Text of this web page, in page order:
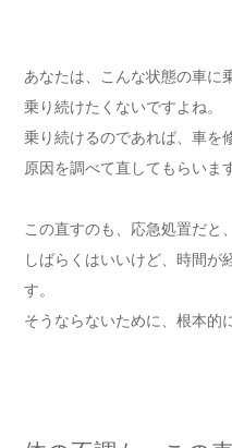
あなたは、こんな状態の車に
乗り続けたくないですよね。
乗り続けるのであれば、車を
原因を調べて直してもらいま
この直すのも、応急処置だと、
しばらくはいいけど、時間が
す。
そうならないために、根本的